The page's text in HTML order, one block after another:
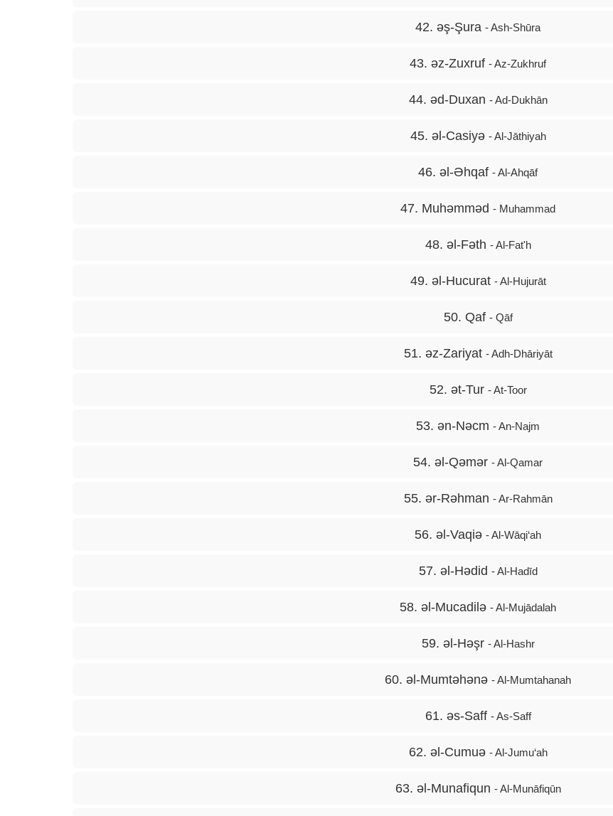
42. əş-Şura - Ash-Shūra
43. əz-Zuxruf - Az-Zukhruf
44. əd-Duxan - Ad-Dukhān
45. əl-Casiyə - Al-Jāthiyah
46. əl-Əhqaf - Al-Ahqāf
47. Muhəmməd - Muhammad
48. əl-Fəth - Al-Fat'h
49. əl-Hucurat - Al-Hujurāt
50. Qaf - Qāf
51. əz-Zariyat - Adh-Dhāriyāt
52. ət-Tur - At-Toor
53. ən-Nəcm - An-Najm
54. əl-Qəmər - Al-Qamar
55. ər-Rəhman - Ar-Rahmān
56. əl-Vaqiə - Al-Wāqi‘ah
57. əl-Hədid - Al-Hadīd
58. əl-Mucadilə - Al-Mujādalah
59. əl-Həşr - Al-Hashr
60. əl-Mumtəhənə - Al-Mumtahanah
61. əs-Saff - As-Saff
62. əl-Cumuə - Al-Jumu‘ah
63. əl-Munafiqun - Al-Munāfiqūn